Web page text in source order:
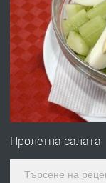
ПРЕДЛАГА
Пролетна салата